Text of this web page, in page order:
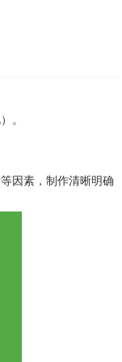
。
因素，制作清晰明确